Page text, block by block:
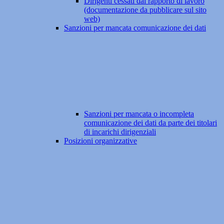
(documentazione da pubblicare sul sito
web)
Sanzioni per mancata comunicazione dei dati
Sanzioni per mancata o incompleta
comunicazione dei dati da parte dei titolari
di incarichi dirigenziali
Posizioni organizzative